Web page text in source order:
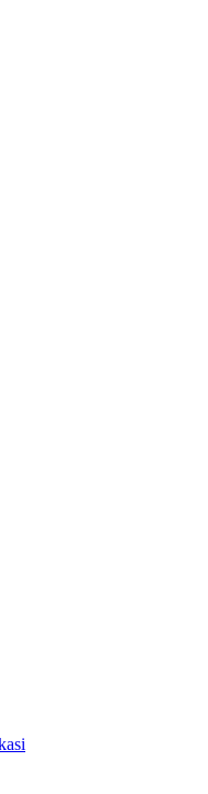
(Call/WA)
cetak banner buku yasin
stiker undangan